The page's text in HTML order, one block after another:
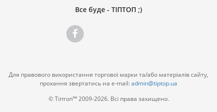
Все буде - ТІПТОП ;)
Для правового використання торгової марки та/або матеріалів сайту,
прохання звертатись на e-mail:admin@tiptop.ua
© Тіптоп™ 2009-2026. Всі права захищено.